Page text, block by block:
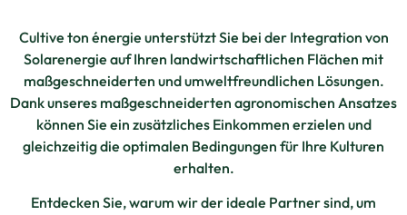
Cultive ton énergie unterstützt Sie bei der Integration von
Solarenergie auf Ihren landwirtschaftlichen Flächen mit
maßgeschneiderten und umweltfreundlichen Lösungen.
Dank unseres maßgeschneiderten agronomischen Ansatzes
können Sie ein zusätzliches Einkommen erzielen und
gleichzeitig die optimalen Bedingungen für Ihre Kulturen
erhalten.
Entdecken Sie, warum wir der ideale Partner sind, um